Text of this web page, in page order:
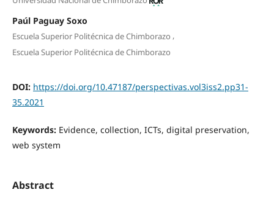
Paúl Paguay Soxo
Escuela Superior Politécnica de Chimborazo ,
Escuela Superior Politécnica de Chimborazo
DOI: https://doi.org/10.47187/perspectivas.vol3iss2.pp31-
35.2021
Keywords: Evidence, collection, ICTs, digital preservation,
web system
Abstract